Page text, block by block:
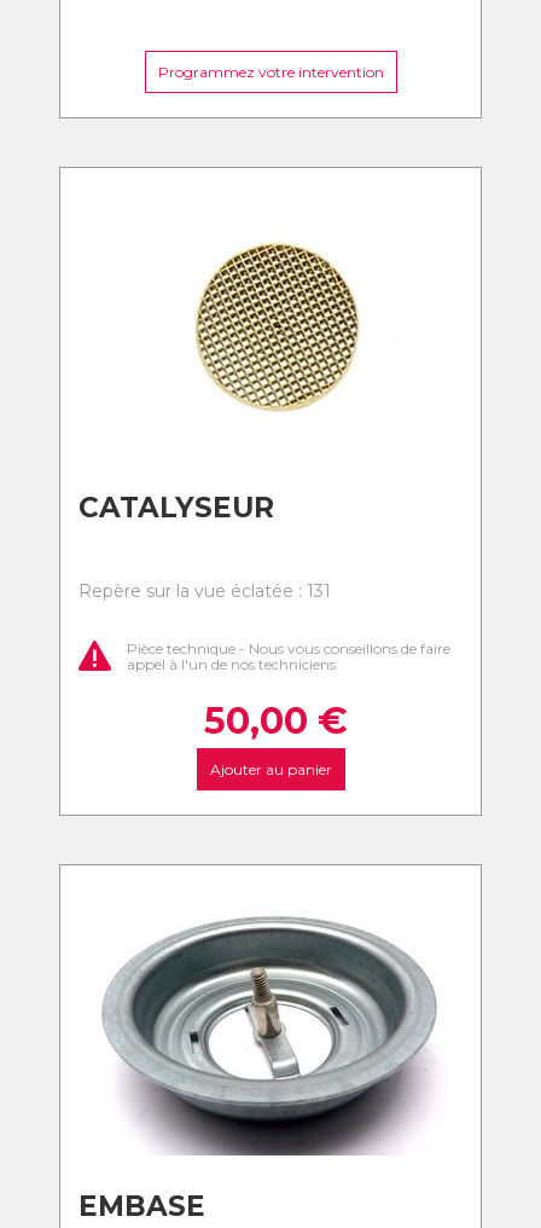
Programmez votre intervention
CATALYSEUR
Repère sur la vue éclatée : 131
Pièce technique - Nous vous conseillons de faire
appel à l'un de nos techniciens
50,00 €
Ajouter au panier
EMBASE